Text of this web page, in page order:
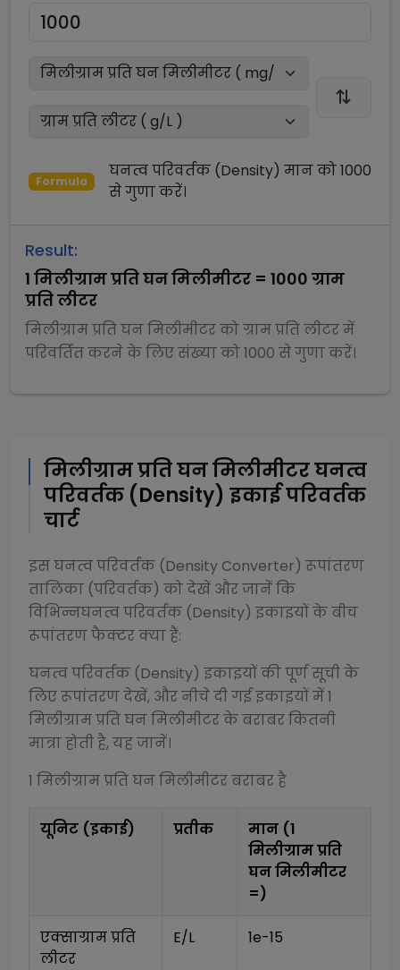
Formula
घनत्व परिवर्तक (Density) मान को1000
सेगुणाकरें।
Result:
1 मिलीग्राम प्रति घन मिलीमीटर = 1000 ग्राम
प्रति लीटर
मिलीग्राम प्रति घन मिलीमीटरकोग्राम प्रति लीटरमें
परिवर्तित करने के लिए संख्या को1000 सेगुणाकरें।
मिलीग्राम प्रति घन मिलीमीटरघनत्व
परिवर्तक (Density) इकाई परिवर्तक
चार्ट
इसघनत्व परिवर्तक (Density Converter) रूपांतरण
तालिका (परिवर्तक) को देखें और जानें कि
विभिन्नघनत्व परिवर्तक (Density) इकाइयों के बीच
रूपांतरण फैक्टर क्या हैं:
घनत्व परिवर्तक (Density) इकाइयों की पूर्ण सूची के
लिए रूपांतरण देखें, और नीचे दी गई इकाइयों में 1
मिलीग्राम प्रति घन मिलीमीटरके बराबर कितनी
मात्रा होती है, यह जानें।
1 मिलीग्राम प्रति घन मिलीमीटरबराबर है
यूनिट (इकाई) प्रतीक
मान (1
मिलीग्राम प्रति
घन मिलीमीटर
=)
एक्साग्राम प्रति
लीटर
E/L 1e-15